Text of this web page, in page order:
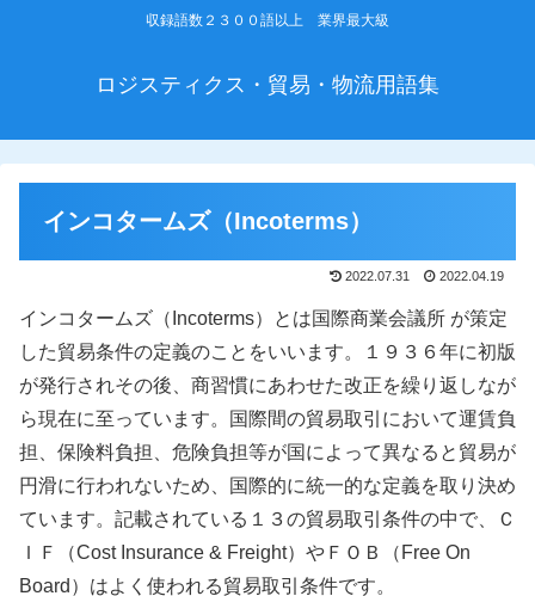
収録語数２３００語以上 業界最大級
ロジスティクス・貿易・物流用語集
インコタームズ（Incoterms）
2022.07.31 2022.04.19
インコタームズ（Incoterms）とは国際商業会議所 が策定
した貿易条件の定義のことをいいます。１９３６年に初版
が発行されその後、商習慣にあわせた改正を繰り返しなが
ら現在に至っています。国際間の貿易取引において運賃負
担、保険料負担、危険負担等が国によって異なると貿易が
円滑に行われないため、国際的に統一的な定義を取り決め
ています。記載されている１３の貿易取引条件の中で、Ｃ
ＩＦ（Cost Insurance & Freight）やＦＯＢ（Free On
Board）はよく使われる貿易取引条件です。